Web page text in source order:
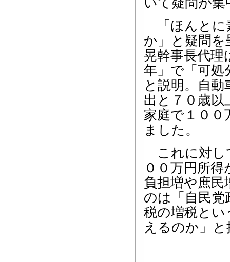
「ほんとに
か」と疑問を
晃幹事長代理
年」で「可処
と説明。自
出と７０歳以
家庭で１０
ました。
これに対し
００万円所
負担増や庶民
のは「自民
税の増税とい
えるのか」